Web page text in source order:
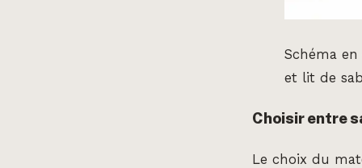
Schéma
et lit de
Choisir entre
Le choix du